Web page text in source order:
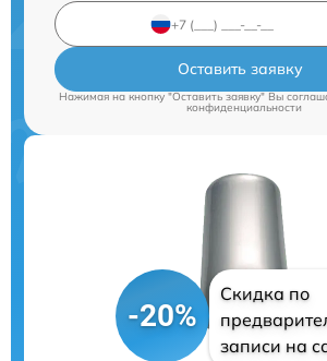
Оставить заявку
Нажимая на кнопку "Оставить заявку" Вы
конфиденциальности
-20%
Скидка по
записи на